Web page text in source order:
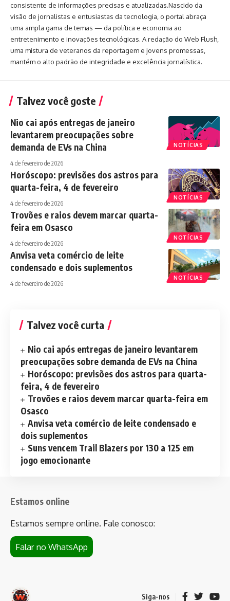
consistente de informações precisas e atualizadas.Nascido da
visão de jornalistas e entusiastas da tecnologia, o portal abraça
uma ampla gama de temas — da política e economia ao
entretenimento e inovações tecnológicas. A redação do Web Flush,
uma mistura de veteranos da reportagem e jovens promessas,
mantém o alto padrão de integridade e excelência jornalística.
Talvez você goste
NOTÍCIAS
Nio cai após entregas de janeiro
levantarem preocupações sobre
demanda de EVs na China
4 de fevereiro de 2026
NOTÍCIAS
Horóscopo: previsões dos astros para
quarta-feira, 4 de fevereiro
4 de fevereiro de 2026
NOTÍCIAS
Trovões e raios devem marcar quarta-
feira em Osasco
4 de fevereiro de 2026
NOTÍCIAS
Anvisa veta comércio de leite
condensado e dois suplementos
4 de fevereiro de 2026
Talvez você curta
Nio cai após entregas de janeiro levantarem
preocupações sobre demanda de EVs na China
Horóscopo: previsões dos astros para quarta-
feira, 4 de fevereiro
Trovões e raios devem marcar quarta-feira em
Osasco
Anvisa veta comércio de leite condensado e
dois suplementos
Suns vencem Trail Blazers por 130 a 125 em
jogo emocionante
Estamos online
Estamos sempre online. Fale conosco:
Falar no WhatsApp
Siga-nos